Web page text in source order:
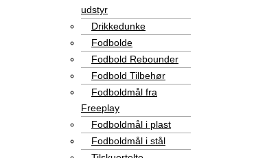
udstyr
Drikkedunke
Fodbolde
Fodbold Rebounder
Fodbold Tilbehør
Fodboldmål fra
Freeplay
Fodboldmål i plast
Fodboldmål i stål